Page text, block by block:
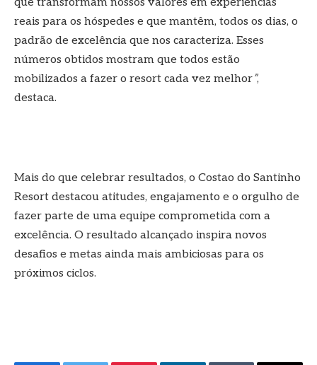
reais para os hóspedes e que mantêm, todos os dias, o
padrão de excelência que nos caracteriza. Esses
números obtidos mostram que todos estão
mobilizados a fazer o resort cada vez melhor”,
destaca.
Mais do que celebrar resultados, o Costao do Santinho
Resort destacou atitudes, engajamento e o orgulho de
fazer parte de uma equipe comprometida com a
excelência. O resultado alcançado inspira novos
desafios e metas ainda mais ambiciosas para os
próximos ciclos.